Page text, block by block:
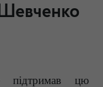
підтримав цю